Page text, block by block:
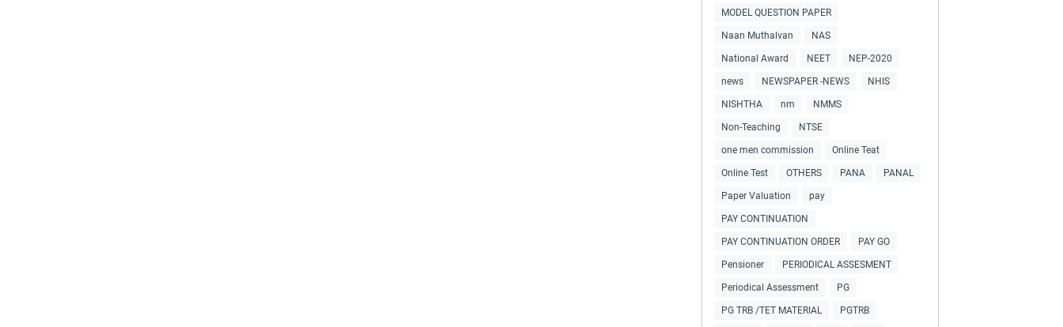
MODEL QUESTION PAPER
Naan Muthalvan NAS
National Award NEET NEP-2020
news NEWSPAPER -NEWS NHIS
NISHTHA nm NMMS
Non-Teaching NTSE
one men commission Online Teat
Online Test OTHERS PANA PANAL
Paper Valuation pay
PAY CONTINUATION
PAY CONTINUATION ORDER PAY GO
Pensioner PERIODICAL ASSESMENT
Periodical Assessment PG
PG TRB /TET MATERIAL PGTRB